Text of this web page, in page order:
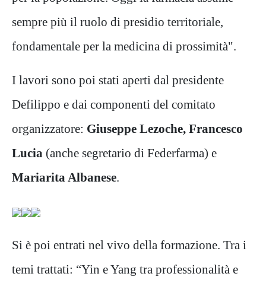
sempre più il ruolo di presidio territoriale,
fondamentale per la medicina di prossimità".
I lavori sono poi stati aperti dal presidente
Defilippo e dai componenti del comitato
organizzatore: Giuseppe Lezoche, Francesco
Lucia (anche segretario di Federfarma) e
Mariarita Albanese.
Si è poi entrati nel vivo della formazione. Tra i
temi trattati: “Yin e Yang tra professionalità e